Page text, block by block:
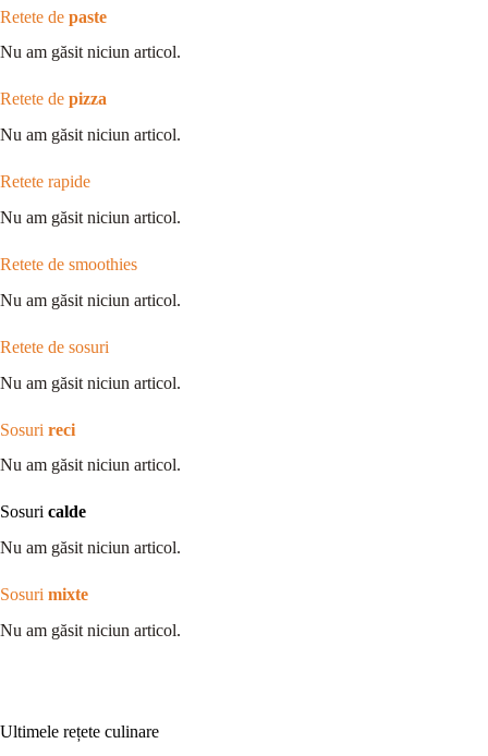
Retete de paste
Nu am găsit niciun articol.
Retete de pizza
Nu am găsit niciun articol.
Retete rapide
Nu am găsit niciun articol.
Retete de smoothies
Nu am găsit niciun articol.
Retete de sosuri
Nu am găsit niciun articol.
Sosuri reci
Nu am găsit niciun articol.
Sosuri calde
Nu am găsit niciun articol.
Sosuri mixte
Nu am găsit niciun articol.
Ultimele rețete culinare